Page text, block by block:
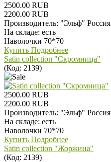
2500.00 RUB
2200.00 RUB
Производитель: "Эльф" Россия
На складе: есть
Наволочки 70*70
Купить Подробнее
Satin collection "Скромница"
(Код: 2139)
2500.00 RUB
2200.00 RUB
Производитель: "Эльф" Россия
На складе: есть
Наволочки 70*70
Купить Подробнее
Satin collection "Жоржина"
(Код: 2139)